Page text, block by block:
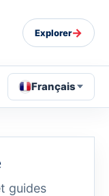
Explorer→
Français
guides